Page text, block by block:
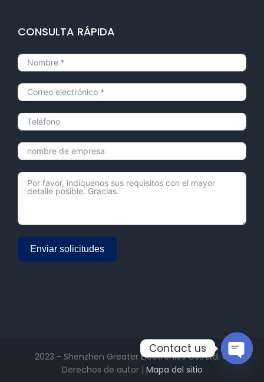
CONSULTA RÁPIDA
Enviar solicitudes
2023 - Shenzhen Greater Electronics Co., Ltd. ©
Derechos de autor | Mapa del sitio
Contact us